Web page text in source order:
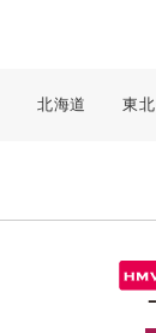
北海道 東北